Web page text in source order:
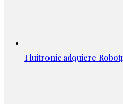
Fluitronic adquiere